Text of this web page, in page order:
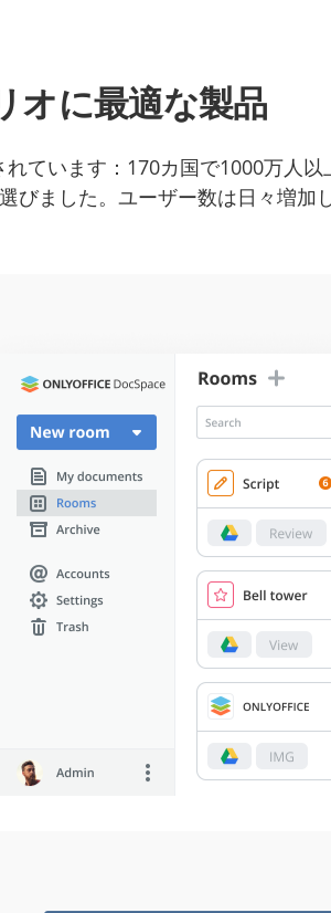
オに最適な製品
れています：170カ国で1000万人
びました。ユーザー数は日々増加